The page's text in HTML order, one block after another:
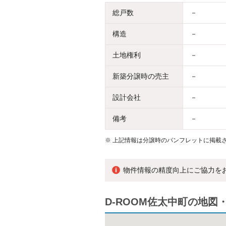
総戸数 －
構造 －
土地権利 －
新築分譲時の売主 －
設計会社 －
備考 －
※ 上記情報は分譲時のパンフレットに掲載
物件情報の精度向上にご協力を
D-ROOM佐太中町の地図